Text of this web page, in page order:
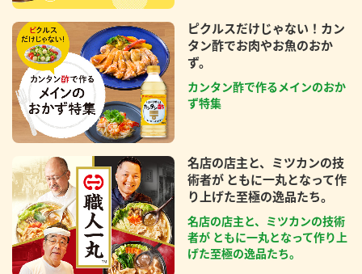
ピクルスだけじゃない！カン
タン酢でお肉やお魚のおか
ず。
カンタン酢で作るメインのおか
ず特集
名店の店主と、ミツカンの技
術者が ともに一丸となって作
り上げた至極の逸品たち。
名店の店主と、ミツカンの技術
者が ともに一丸となって作り上
げた至極の逸品たち。